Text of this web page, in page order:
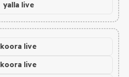
yalla live
koora live
koora live